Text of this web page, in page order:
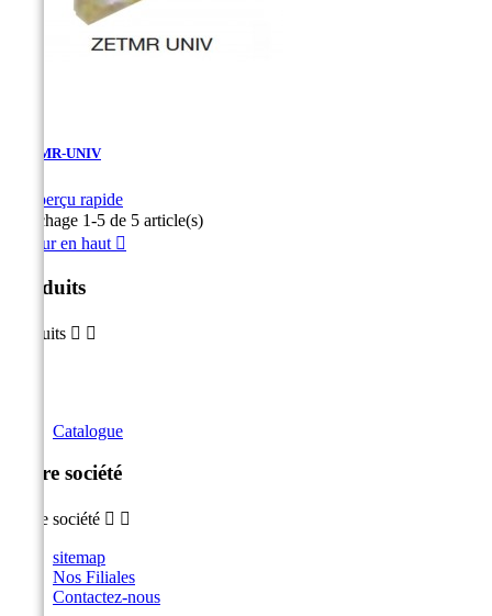
ZETMR-UNIV
Aperçu rapide
Affichage 1-5 de 5 article(s)
Retour en haut 
Produits
Produits  
Catalogue
Notre société
Notre société  
sitemap
Nos Filiales
Contactez-nous